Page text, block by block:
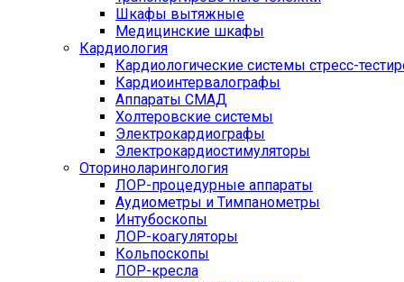
Шкафы вытяжные
Медицинские шкафы
Кардиология
Кардиологические системы стресс-
Кардиоинтервалографы
Аппараты СМАД
Холтеровские системы
Электрокардиографы
Электрокардиостимуляторы
Оториноларингология
ЛОР-процедурные аппараты
Аудиометры и Тимпанометры
Интубоскопы
ЛОР-коагуляторы
Кольпоскопы
ЛОР-кресла